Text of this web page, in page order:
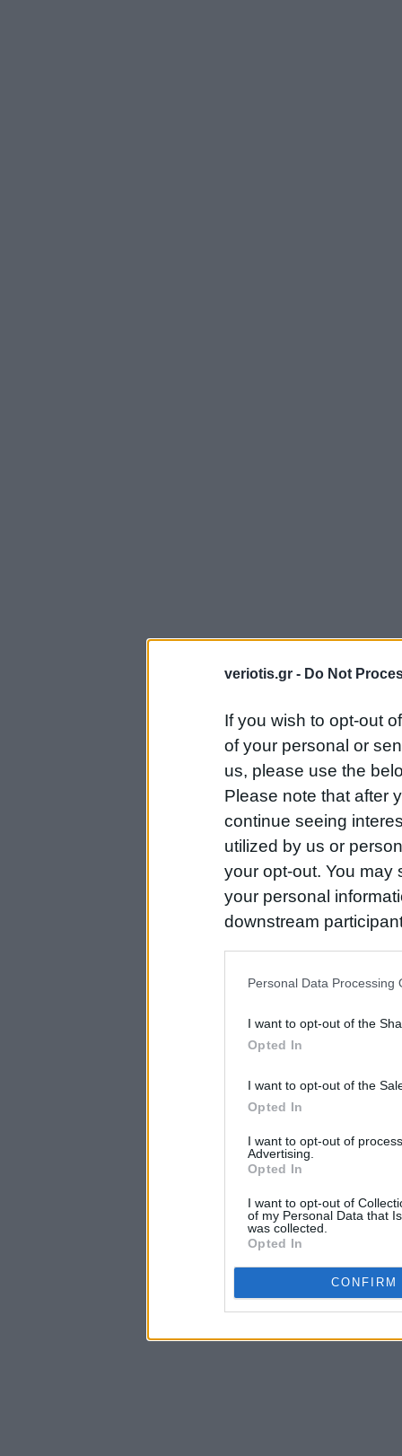
veriotis.gr - Do Not
If you wish to opt-out
of your personal or
us, please use the
Please note that after
continue seeing
utilized by us or
your opt-out. You may
your personal
downstream
us to third parties on
Personal Data Processing
I want to opt-out of the
Opted In
I want to opt-out of the
Opted In
I want to opt-out of
Advertising.
Opted In
I want to opt-out of
of my Personal Data that
was collected.
Opted In
CONFIRM